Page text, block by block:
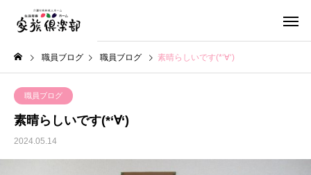
職員ブログ 職員ブログ 素晴らしいです(*‘∀‘)
職員ブログ
素晴らしいです(*‘∀‘)
2024.05.14